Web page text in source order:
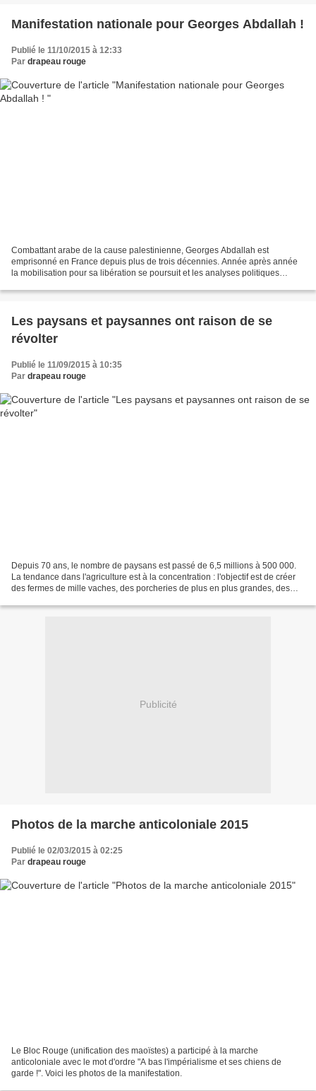
Manifestation nationale pour Georges Abdallah !
Publié le 11/10/2015 à 12:33
Par drapeau rouge
Combattant arabe de la cause palestinienne, Georges Abdallah est
emprisonné en France depuis plus de trois décennies. Année après année
la mobilisation pour sa libération se poursuit et les analyses politiques
Les paysans et paysannes ont raison de se
révolter
Publié le 11/09/2015 à 10:35
Par drapeau rouge
Depuis 70 ans, le nombre de paysans est passé de 6,5 millions à 500 000.
La tendance dans l'agriculture est à la concentration : l'objectif est de créer
des fermes de mille vaches, des porcheries de plus en plus grandes, des
Publicité
Photos de la marche anticoloniale 2015
Publié le 02/03/2015 à 02:25
Par drapeau rouge
Le Bloc Rouge (unification des maoïstes) a participé à la marche
anticoloniale avec le mot d'ordre "A bas l'impérialisme et ses chiens de
garde !". Voici les photos de la manifestation.